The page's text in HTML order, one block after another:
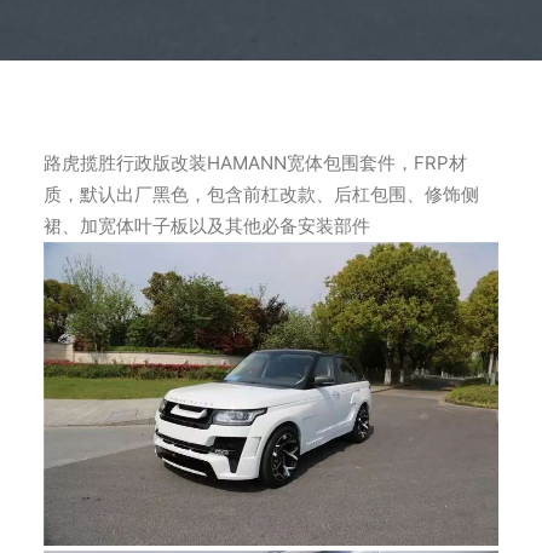
路虎揽胜行政版改装HAMANN宽体包围套件，FRP材
质，默认出厂黑色，包含前杠改款、后杠包围、修饰侧
裙、加宽体叶子板以及其他必备安装部件